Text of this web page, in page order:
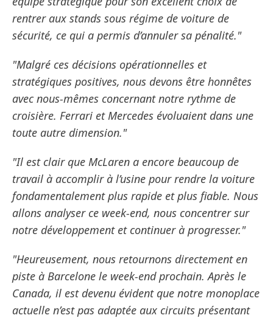
rentrer aux stands sous régime de voiture de
sécurité, ce qui a permis d’annuler sa pénalité."
"Malgré ces décisions opérationnelles et
stratégiques positives, nous devons être honnêtes
avec nous-mêmes concernant notre rythme de
croisière. Ferrari et Mercedes évoluaient dans une
toute autre dimension."
"Il est clair que McLaren a encore beaucoup de
travail à accomplir à l’usine pour rendre la voiture
fondamentalement plus rapide et plus fiable. Nous
allons analyser ce week-end, nous concentrer sur
notre développement et continuer à progresser."
"Heureusement, nous retournons directement en
piste à Barcelone le week-end prochain. Après le
Canada, il est devenu évident que notre monoplace
actuelle n’est pas adaptée aux circuits présentant